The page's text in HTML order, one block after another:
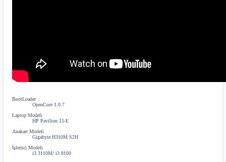
BootLoader
OpenCore 1.0.7
Laptop Modeli
HP Pavilion 15-E
Anakart Modeli
Gigabyte H310M S2H
İşlemci Modeli
i3 3110M/ i3 8100